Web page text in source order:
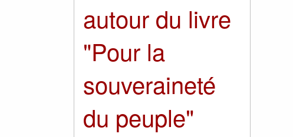
autour du livre
"Pour la
souveraineté
du peuple"